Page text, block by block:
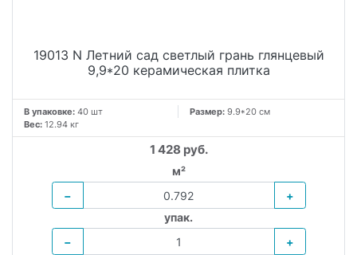
19013 N Летний сад светлый грань глянцевый
9,9*20 керамическая плитка
В упаковке: 40 шт Размер: 9.9*20 см
Вес: 12.94 кг
1 428 руб.
м²
−
+
упак.
−
+